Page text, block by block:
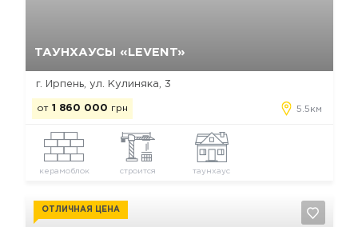
ТАУНХАУСЫ «LEVENT»
г. Ирпень, ул. Кулиняка, 3
от 1 860 000 грн 5.5км
керамоблок строится таунхаус
ОТЛИЧНАЯ ЦЕНА